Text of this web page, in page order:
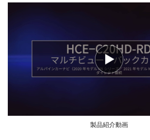
製品紹介動画